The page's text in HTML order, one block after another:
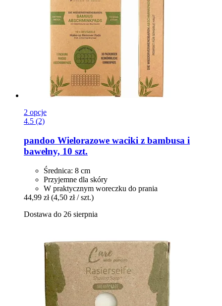
2 opcje
4.5 (2)
pandoo Wielorazowe waciki z bambusa i
bawełny, 10 szt.
Średnica: 8 cm
Przyjemne dla skóry
W praktycznym woreczku do prania
44,99 zł (4,50 zł / szt.)
Dostawa do 26 sierpnia